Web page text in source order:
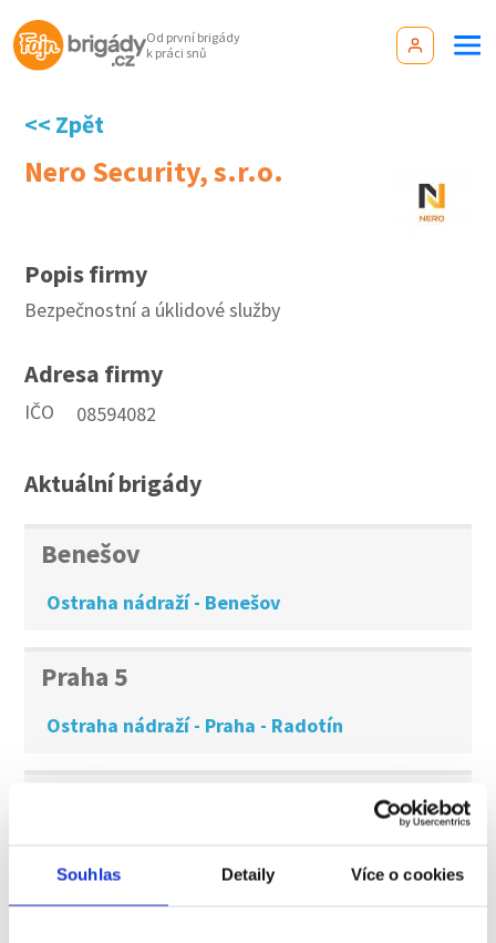
Souhlas Detaily Více o cookies
Od první brigády
k práci snů
<< Zpět
Nero Security, s.r.o.
Popis firmy
Bezpečnostní a úklidové služby
Adresa firmy
IČO 08594082
Aktuální brigády
Benešov
Ostraha nádraží - Benešov
Praha 5
Ostraha nádraží - Praha - Radotín